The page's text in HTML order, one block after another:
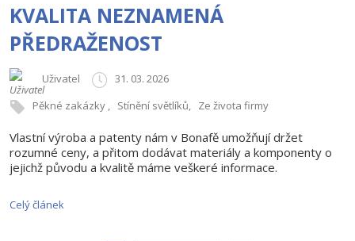
KVALITA NEZNAMENÁ
PŘEDRAŽENOST
Uživatel
31. 03. 2026
Pěkné zakázky
Stínění světlíků Ze života firmy
Vlastní výroba a patenty nám v Bonafě umožňují držet
rozumné ceny, a přitom dodávat materiály a komponenty o
jejichž původu a kvalitě máme veškeré informace.
Celý článek